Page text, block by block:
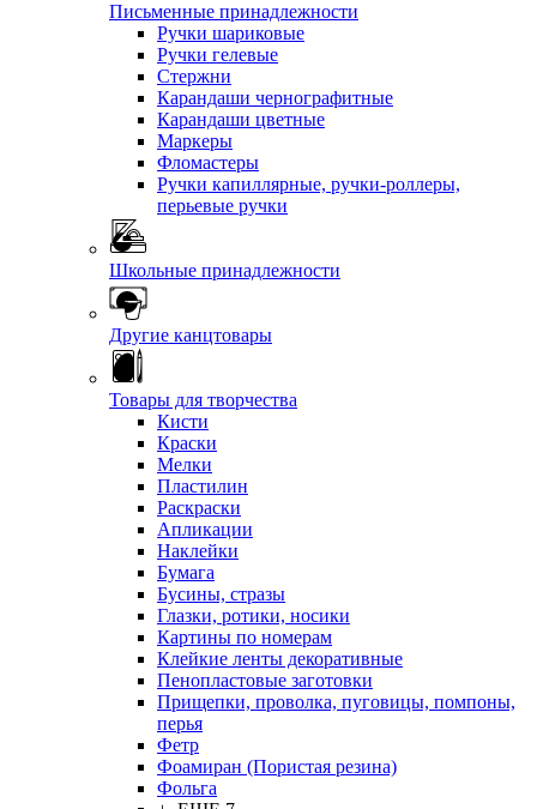
Письменные принадлежности
Ручки шариковые
Ручки гелевые
Стержни
Карандаши чернографитные
Карандаши цветные
Маркеры
Фломастеры
Ручки капиллярные, ручки-роллеры,
перьевые ручки
Школьные принадлежности
Другие канцтовары
Товары для творчества
Кисти
Краски
Мелки
Пластилин
Раскраски
Апликации
Наклейки
Бумага
Бусины, стразы
Глазки, ротики, носики
Картины по номерам
Клейкие ленты декоративные
Пенопластовые заготовки
Прищепки, проволка, пуговицы, помпоны,
перья
Фетр
Фоамиран (Пористая резина)
Фольга